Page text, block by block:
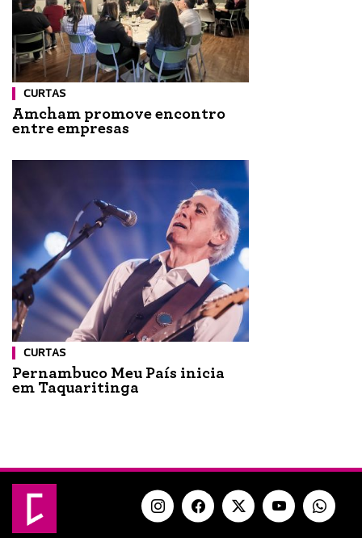
CURTAS
Amcham promove encontro
entre empresas
CURTAS
Pernambuco Meu País inicia
em Taquaritinga